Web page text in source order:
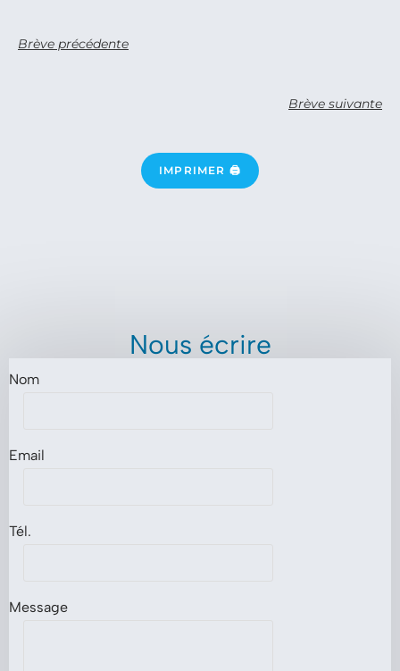
Brève précédente
Brève suivante
IMPRIMER 🖨
Nous écrire
Nom
Email
Tél.
Message